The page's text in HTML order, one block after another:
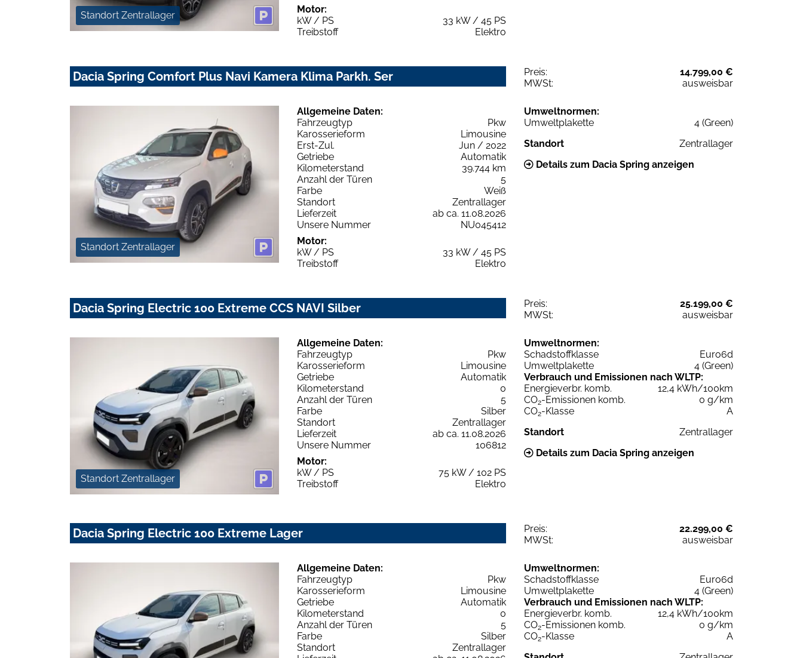
Standort Zentrallager
Motor:
kW / PS
33 kW / 45 PS
Treibstoff
Elektro
Dacia Spring Comfort Plus Navi Kamera Klima Parkh. Ser Preis:
14.799,00 €
MWSt:
ausweisbar
Standort Zentrallager
Allgemeine Daten:
Fahrzeugtyp
Pkw
Karosserieform
Limousine
Erst-Zul.
Jun / 2022
Getriebe
Automatik
Kilometerstand
39.744 km
Anzahl der Türen
5
Farbe
Weiß
Standort
Zentrallager
Lieferzeit
ab ca. 11.08.2026
Unsere Nummer
NU045412
Motor:
kW / PS
33 kW / 45 PS
Treibstoff
Elektro
Umweltnormen:
Umweltplakette
4 (Green)
Standort
Zentrallager
Details zum Dacia Spring anzeigen
Dacia Spring Electric 100 Extreme CCS NAVI Silber Preis:
25.199,00 €
MWSt:
ausweisbar
Standort Zentrallager
Allgemeine Daten:
Fahrzeugtyp
Pkw
Karosserieform
Limousine
Getriebe
Automatik
Kilometerstand
0
Anzahl der Türen
5
Farbe
Silber
Standort
Zentrallager
Lieferzeit
ab ca. 11.08.2026
Unsere Nummer
106812
Motor:
kW / PS
75 kW / 102 PS
Treibstoff
Elektro
Umweltnormen:
Schadstoffklasse
Euro6d
Umweltplakette
4 (Green)
Verbrauch und Emissionen nach WLTP:
Energieverbr. komb.
12,4 kWh/100km
CO2-Emissionen komb.
0 g/km
CO2-Klasse
A
Standort
Zentrallager
Details zum Dacia Spring anzeigen
Dacia Spring Electric 100 Extreme Lager Preis:
22.299,00 €
MWSt:
ausweisbar
Allgemeine Daten:
Fahrzeugtyp
Pkw
Karosserieform
Limousine
Getriebe
Automatik
Kilometerstand
0
Anzahl der Türen
5
Farbe
Silber
Standort
Zentrallager
Umweltnormen:
Schadstoffklasse
Euro6d
Umweltplakette
4 (Green)
Verbrauch und Emissionen nach WLTP:
Energieverbr. komb.
12,4 kWh/100km
CO2-Emissionen komb.
0 g/km
CO2-Klasse
A